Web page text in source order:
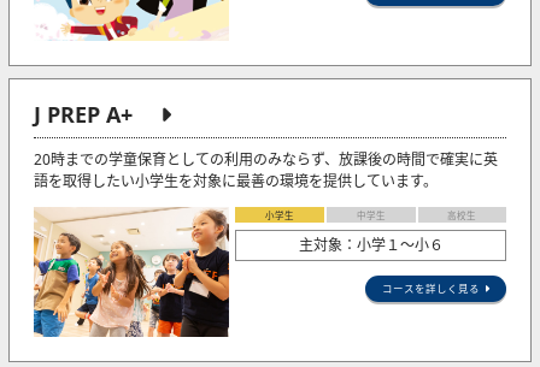
J PREP A+
20時までの学童保育としての利用のみならず、放課後の時間で確実に英
語を取得したい小学生を対象に最善の環境を提供しています。
小学生 中学生 高校生
主対象：小学１～小６
コースを詳しく見る